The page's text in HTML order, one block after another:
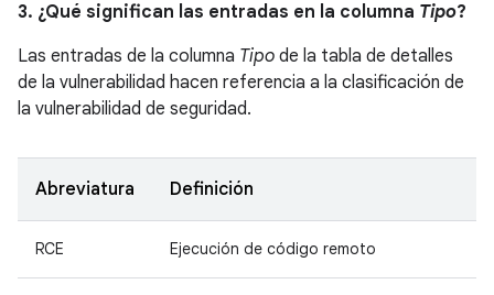
3. ¿Qué significan las entradas en la columna Tipo?
Las entradas de la columna Tipo de la tabla de detalles
de la vulnerabilidad hacen referencia a la clasificación de
la vulnerabilidad de seguridad.
Abreviatura Definición
RCE Ejecución de código remoto